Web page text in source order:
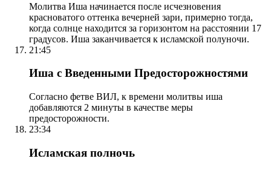
Молитва Иша начинается после исчезновения
красноватого оттенка вечерней зари, примерно тогда,
когда солнце находится за горизонтом на расстоянии 17
градусов. Иша заканчивается к исламской полуночи.
21:45
Иша с Введенными Предосторожностями
Согласно фетве ВИЛ, к времени молитвы иша
добавляются 2 минуты в качестве меры
предосторожности.
23:34
Исламская полночь